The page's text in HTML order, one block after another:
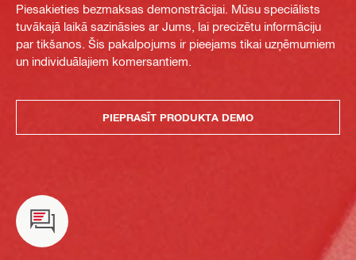
Piesakieties bezmaksas demonstrācijai. Mūsu speciālists
tuvākajā laikā sazināsies ar Jums, lai precizētu informāciju
par tikšanos. Šis pakalpojums ir pieejams tikai uzņēmumiem
un individuālajiem komersantiem.
PIEPRASĪT PRODUKTA DEMO